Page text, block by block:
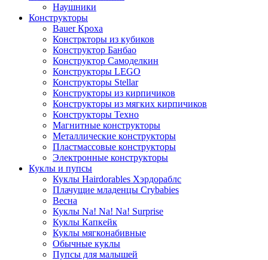
Наушники
Конструкторы
Bauer Кроха
Констркторы из кубиков
Конструктор Банбао
Конструктор Самоделкин
Конструкторы LEGO
Конструкторы Stellar
Конструкторы из кирпичиков
Конструкторы из мягких кирпичиков
Конструкторы Техно
Магнитные конструкторы
Металлические конструкторы
Пластмассовые конструкторы
Электронные конструкторы
Куклы и пупсы
Куклы Hairdorables Хэрдораблс
Плачущие младенцы Crybabies
Весна
Куклы Na! Na! Na! Surprise
Куклы Капкейк
Куклы мягконабивные
Обычные куклы
Пупсы для малышей